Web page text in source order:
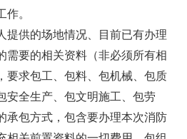
。
提供的场地情况、目前已有办理
需要的相关资料（非必须所有相
要求包工、包料、包机械、包质
安全生产、包文明施工、包劳
承包方式，包含要办理本次消防